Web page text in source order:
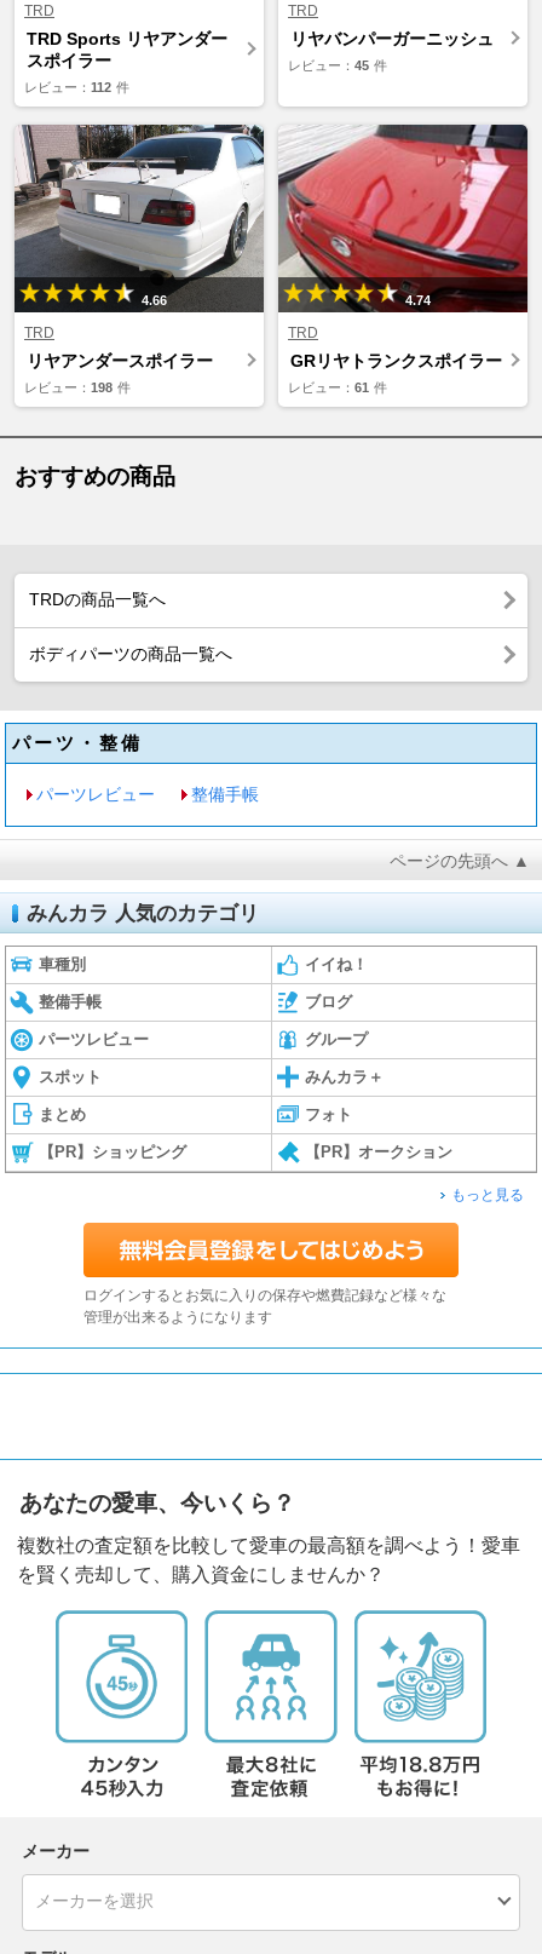
TRD
TRD Sports リヤアンダー
スポイラー
レビュー： 112 件
TRD
リヤバンパーガーニッシュ
レビュー： 45 件
4.66
TRD
リヤアンダースポイラー
レビュー： 198 件
4.74
TRD
GRリヤトランクスポイラー
レビュー： 61 件
おすすめの商品
TRDの商品一覧へ
ボディパーツの商品一覧へ
パーツ・整備
パーツレビュー 整備手帳
ページの先頭へ ▲
みんカラ 人気のカテゴリ
車種別 イイね！
整備手帳 ブログ
パーツレビュー グループ
スポット みんカラ＋
まとめ フォト
【PR】ショッピング 【PR】オークション
もっと見る
ログインするとお気に入りの保存や燃費記録など様々な
管理が出来るようになります
あなたの愛車、今いくら？
複数社の査定額を比較して愛車の最高額を調べよう！愛車
を賢く売却して、購入資金にしませんか？
メーカー